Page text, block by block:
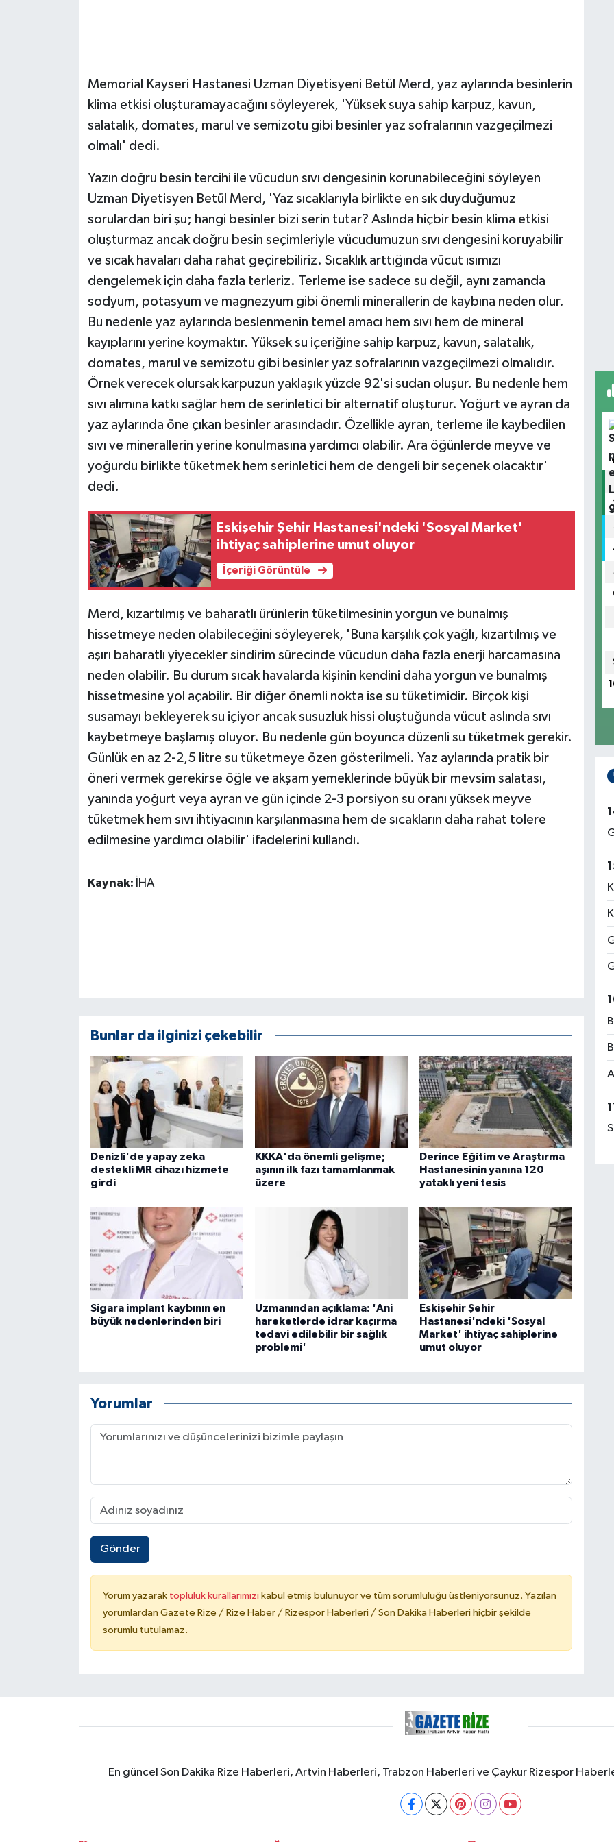
Memorial Kayseri Hastanesi Uzman Diyetisyeni Betül Merd, yaz aylarında besinlerin
klima etkisi oluşturamayacağını söyleyerek, 'Yüksek suya sahip karpuz, kavun,
salatalık, domates, marul ve semizotu gibi besinler yaz sofralarının vazgeçilmezi
olmalı' dedi.
Yazın doğru besin tercihi ile vücudun sıvı dengesinin korunabileceğini söyleyen
Uzman Diyetisyen Betül Merd, 'Yaz sıcaklarıyla birlikte en sık duyduğumuz
sorulardan biri şu; hangi besinler bizi serin tutar? Aslında hiçbir besin klima etkisi
oluşturmaz ancak doğru besin seçimleriyle vücudumuzun sıvı dengesini koruyabilir
ve sıcak havaları daha rahat geçirebiliriz. Sıcaklık arttığında vücut ısımızı
dengelemek için daha fazla terleriz. Terleme ise sadece su değil, aynı zamanda
sodyum, potasyum ve magnezyum gibi önemli minerallerin de kaybına neden olur.
Bu nedenle yaz aylarında beslenmenin temel amacı hem sıvı hem de mineral
kayıplarını yerine koymaktır. Yüksek su içeriğine sahip karpuz, kavun, salatalık,
domates, marul ve semizotu gibi besinler yaz sofralarının vazgeçilmezi olmalıdır.
Örnek verecek olursak karpuzun yaklaşık yüzde 92'si sudan oluşur. Bu nedenle hem
sıvı alımına katkı sağlar hem de serinletici bir alternatif oluşturur. Yoğurt ve ayran da
yaz aylarında öne çıkan besinler arasındadır. Özellikle ayran, terleme ile kaybedilen
sıvı ve minerallerin yerine konulmasına yardımcı olabilir. Ara öğünlerde meyve ve
yoğurdu birlikte tüketmek hem serinletici hem de dengeli bir seçenek olacaktır'
dedi.
Eskişehir Şehir Hastanesi'ndeki 'Sosyal Market'
ihtiyaç sahiplerine umut oluyor
İçeriği Görüntüle
Merd, kızartılmış ve baharatlı ürünlerin tüketilmesinin yorgun ve bunalmış
hissetmeye neden olabileceğini söyleyerek, 'Buna karşılık çok yağlı, kızartılmış ve
aşırı baharatlı yiyecekler sindirim sürecinde vücudun daha fazla enerji harcamasına
neden olabilir. Bu durum sıcak havalarda kişinin kendini daha yorgun ve bunalmış
hissetmesine yol açabilir. Bir diğer önemli nokta ise su tüketimidir. Birçok kişi
susamayı bekleyerek su içiyor ancak susuzluk hissi oluştuğunda vücut aslında sıvı
kaybetmeye başlamış oluyor. Bu nedenle gün boyunca düzenli su tüketmek gerekir.
Günlük en az 2-2,5 litre su tüketmeye özen gösterilmeli. Yaz aylarında pratik bir
öneri vermek gerekirse öğle ve akşam yemeklerinde büyük bir mevsim salatası,
yanında yoğurt veya ayran ve gün içinde 2-3 porsiyon su oranı yüksek meyve
tüketmek hem sıvı ihtiyacının karşılanmasına hem de sıcakların daha rahat tolere
edilmesine yardımcı olabilir' ifadelerini kullandı.
Kaynak: İHA
Bunlar da ilginizi çekebilir
Denizli'de yapay zeka
destekli MR cihazı hizmete
girdi
KKKA'da önemli gelişme;
aşının ilk fazı tamamlanmak
üzere
Derince Eğitim ve Araştırma
Hastanesinin yanına 120
yataklı yeni tesis
Sigara implant kaybının en
büyük nedenlerinden biri
Uzmanından açıklama: 'Ani
hareketlerde idrar kaçırma
tedavi edilebilir bir sağlık
problemi'
Eskişehir Şehir
Hastanesi'ndeki 'Sosyal
Market' ihtiyaç sahiplerine
umut oluyor
Yorumlar
Gönder
Yorum yazarak topluluk kurallarımızı kabul etmiş bulunuyor ve tüm sorumluluğu üstleniyorsunuz. Yazılan
yorumlardan Gazete Rize / Rize Haber / Rizespor Haberleri / Son Dakika Haberleri hiçbir şekilde
sorumlu tutulamaz.
En güncel Son Dakika Rize Haberleri, Artvin Haberleri, Trabzon Haberleri ve Çaykur Rizespor
İş Dünyası
Jandarma
KÜLTÜR SANAT
MAGAZİN
Otomobil
SPOR HABERLERİ
TEKNOLOJİ
Yerel Haberler